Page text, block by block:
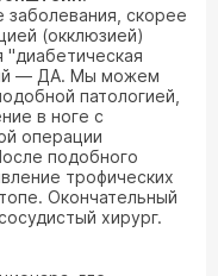
скорее
(окклюзией)
"диабетическая
— ДА. Мы можем
патологией,
в ноге с
операции
подобного
трофических
Окончательный
хирург.